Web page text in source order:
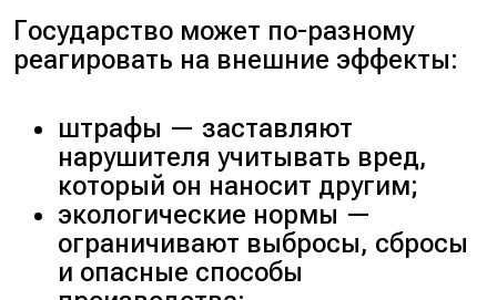
Государство может по-разному
реагировать на внешние эффекты:
штрафы — заставляют
нарушителя учитывать вред,
который он наносит другим;
экологические нормы —
ограничивают выбросы, сбросы
и опасные способы